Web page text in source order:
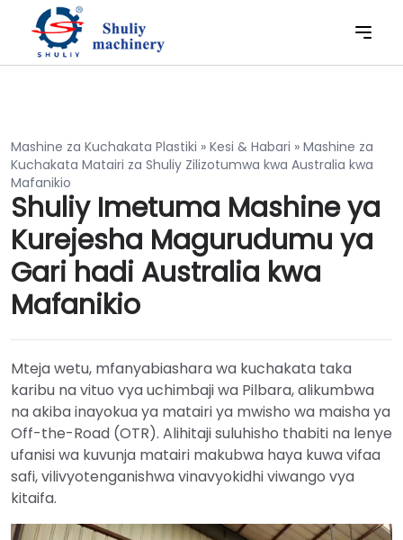
Mashine za Kuchakata Plastiki » Kesi & Habari » Mashine za
Kuchakata Matairi za Shuliy Zilizotumwa kwa Australia kwa
Mafanikio
Shuliy Imetuma Mashine ya
Kurejesha Magurudumu ya
Gari hadi Australia kwa
Mafanikio
Mteja wetu, mfanyabiashara wa kuchakata taka
karibu na vituo vya uchimbaji wa Pilbara, alikumbwa
na akiba inayokua ya matairi ya mwisho wa maisha ya
Off-the-Road (OTR). Alihitaji suluhisho thabiti na lenye
ufanisi wa kuvunja matairi makubwa haya kuwa vifaa
safi, vilivyotenganishwa vinavyokidhi viwango vya
kitaifa.